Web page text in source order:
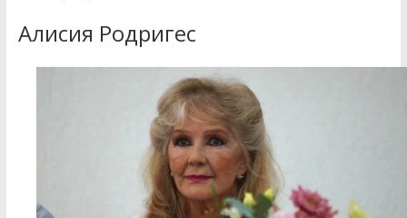
Алисия Родригес